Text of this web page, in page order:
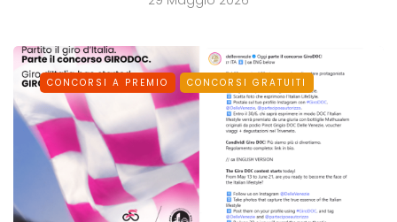
CONCORSI A PREMIO CONCORSI GRATUITI